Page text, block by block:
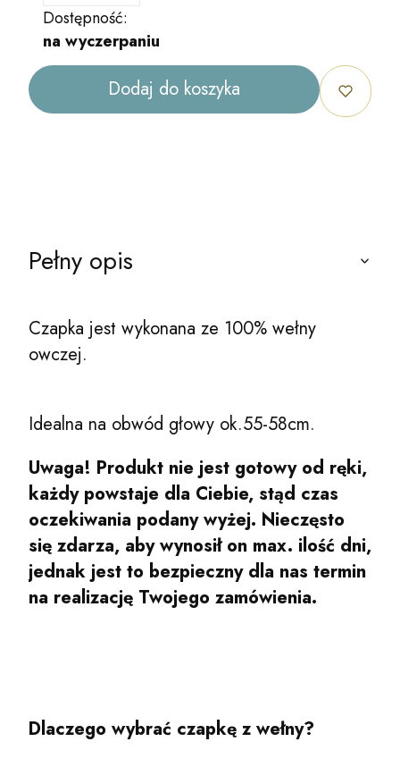
Dostępność:
na wyczerpaniu
Dodaj do koszyka
Pełny opis
Czapka jest wykonana ze 100% wełny
owczej.
Idealna na obwód głowy ok.55-58cm.
Uwaga! Produkt nie jest gotowy od ręki,
każdy powstaje dla Ciebie, stąd czas
oczekiwania podany wyżej. Nieczęsto
się zdarza, aby wynosił on max. ilość dni,
jednak jest to bezpieczny dla nas termin
na realizację Twojego zamówienia.
Dlaczego wybrać czapkę z wełny?